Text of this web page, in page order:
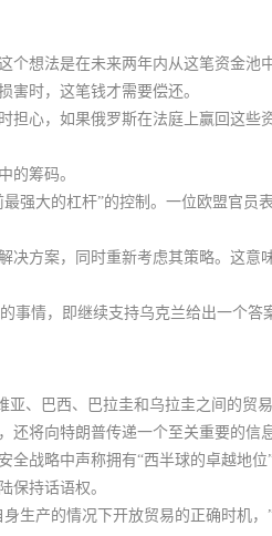
个想法是在未来两年内从这笔资金池
时，这笔钱才需要偿还。
担心，如果俄罗斯在法庭上赢回这些
的筹码。
强大的杠杆”的控制。一位欧盟官员
方案，同时重新考虑其策略。这意
事情，即继续支持乌克兰给出一个
、巴西、巴拉圭和乌拉圭之间的贸
还将向特朗普传递一个至关重要的信
战略中声称拥有“西半球的卓越地
保持话语权。
生产的情况下开放贸易的正确时机，